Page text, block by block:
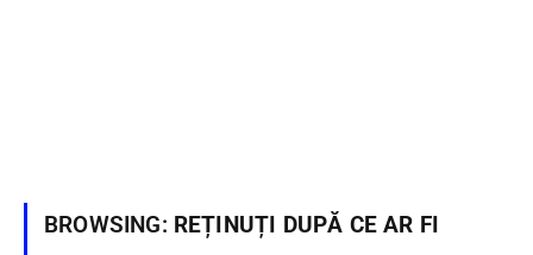
BROWSING: REȚINUȚI DUPĂ CE AR FI